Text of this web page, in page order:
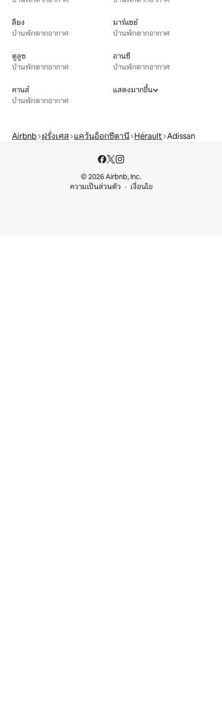
ลียง
บ้านพักตากอากาศ
มาร์แซย์
บ้านพักตากอากาศ
ตูลูซ
บ้านพักตากอากาศ
อานซี
บ้านพักตากอากาศ
คานส์
บ้านพักตากอากาศ
แสดงมากขึ้น
Airbnb ฝรั่งเศส แคว้นอ็อกซีตานี Hérault Adissan
© 2026 Airbnb, Inc.
ความเป็นส่วนตัว
เงื่อนไข